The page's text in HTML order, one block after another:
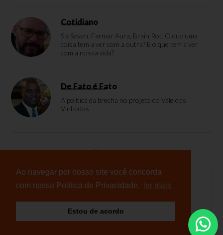
Ao navegar por nosso site você concorda
com nossa Política de Privacidade.
ler mais
Estou de acordo
Cotidiano
Six Seven, Farmar Aura, Brain Rot. O que uma
coisa tem a ver com a outra? E o que tem a ver
com a nossa vida?
De Fato é Fato
A política da brecha no projeto do Vale dos
Vinhedos
Enquete